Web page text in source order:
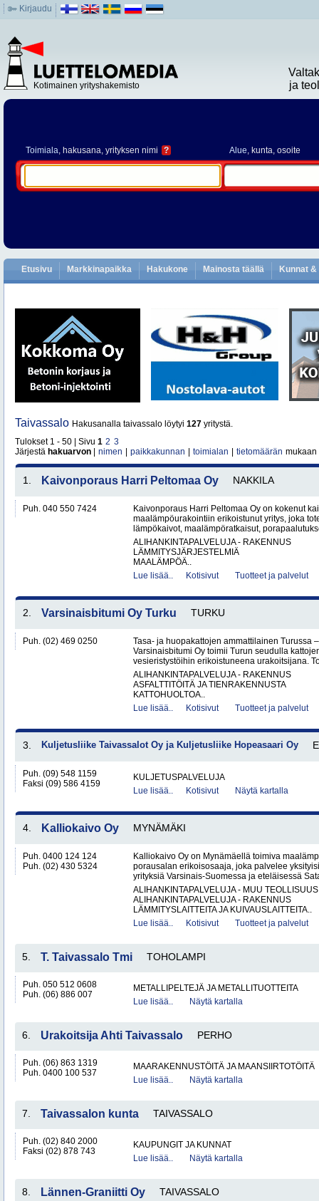
Kirjaudu
Kotimainen yrityshakemisto
ja
Toimiala, hakusana, yrityksen nimi ? Alue, kunta, osoite
Etusivu Markkinapaikka Hakukone Mainosta täällä Kunnat
Taivassalo Hakusanalla taivassalo löytyi 127 yritystä.
Tulokset 1 - 50 | Sivu 1 2 3
Järjestä hakuarvon nimen paikkakunnan toimialan tietomäärän mukaan
1. Kaivonporaus Harri Peltomaa Oy NAKKILA
Puh. 040 550 7424
Kaivonporaus Harri Peltomaa Oy on kokenut
maalämpöurakointiin erikoistunut yritys, joka
lämpökaivot, maalämpöratkaisut,
ALIHANKINTAPALVELUJA - RAKENNUS
LÄMMITYSJÄRJESTELMIÄ
MAALÄMPÖÄ..
Lue lisää..
Kotisivut Tuotteet ja palvelut
2. Varsinaisbitumi Oy Turku TURKU
Puh. (02) 469 0250
Tasa- ja huopakattojen ammattilainen Turussa
Varsinaisbitumi Oy toimii Turun seudulla
vesieristystöihin erikoistuneena urakoitsijana.
ALIHANKINTAPALVELUJA - RAKENNUS
ASFALTTITÖITÄ JA TIENRAKENNUSTA
KATTOHUOLTOA..
Lue lisää..
Kotisivut Tuotteet ja palvelut
3. Kuljetusliike Taivassalot Oy ja Kuljetusliike Hopeasaari Oy
Puh. (09) 548 1159
Faksi (09) 586 4159
KULJETUSPALVELUJA
Lue lisää..
Kotisivut Näytä kartalla
4. Kalliokaivo Oy MYNÄMÄKI
Puh. 0400 124 124
Puh. (02) 430 5324
Kalliokaivo Oy on Mynämäellä toimiva
porausalan erikoisosaaja, joka palvelee
yrityksiä Varsinais-Suomessa ja eteläisessä
ALIHANKINTAPALVELUJA - MUU TEOLLISUUS
ALIHANKINTAPALVELUJA - RAKENNUS
LÄMMITYSLAITTEITA JA KUIVAUSLAITTEITA..
Lue lisää..
Kotisivut Tuotteet ja palvelut
5. T. Taivassalo Tmi TOHOLAMPI
Puh. 050 512 0608
Puh. (06) 886 007
METALLIPELTEJÄ JA METALLITUOTTEITA
Lue lisää..
Näytä kartalla
6. Urakoitsija Ahti Taivassalo PERHO
Puh. (06) 863 1319
Puh. 0400 100 537
MAARAKENNUSTÖITÄ JA MAANSIIRTOTÖITÄ
Lue lisää..
Näytä kartalla
7. Taivassalon kunta TAIVASSALO
Puh. (02) 840 2000
Faksi (02) 878 743
KAUPUNGIT JA KUNNAT
Lue lisää..
Näytä kartalla
8. Lännen-Graniitti Oy TAIVASSALO